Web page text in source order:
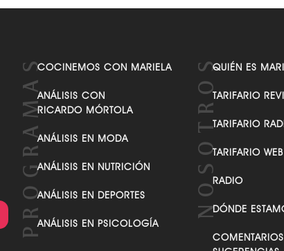
COCINEMOS CON MARIELA
ANÁLISIS CON
RICARDO MÓRTOLA
ANÁLISIS EN MODA
ANÁLISIS EN NUTRICIÓN
ANÁLISIS EN DEPORTES
ANÁLISIS EN PSICOLOGÍA
QUIÉN ES
TARIFARIO
TARIFARIO
TARIFARIO WEB
RADIO
DÓNDE